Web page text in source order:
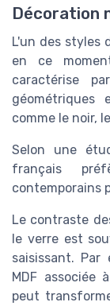
Décoration
L'un des styles
en ce
caractérise
comme le noir,
Selon une
français
contemporains
Le contraste
le verre est
saisissant. Par
MDF associée
peut